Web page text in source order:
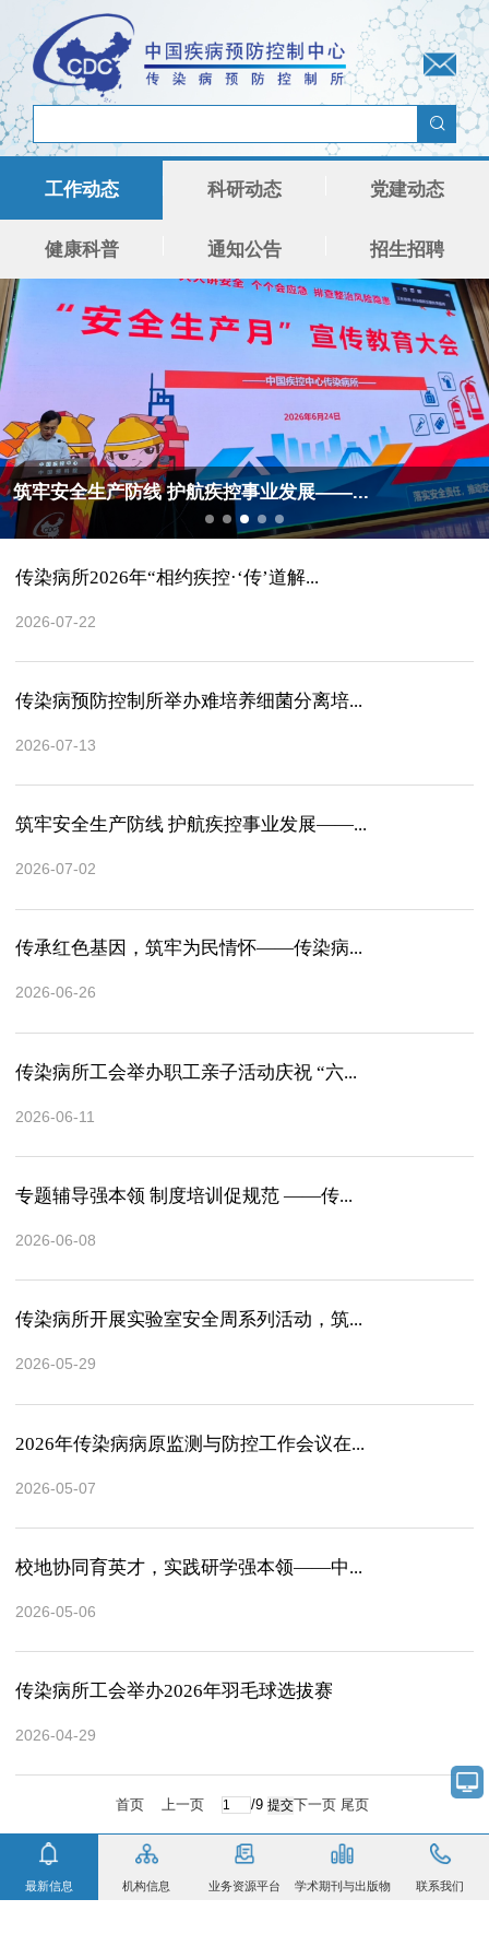
工作动态 科研动态 党建动态
健康科普 通知公告 招生招聘
筑牢安全生产防线 护航疾控事业发展——...
传染病所2026年“相约疾控·‘传’道解...
2026-07-22
传染病预防控制所举办难培养细菌分离培...
2026-07-13
筑牢安全生产防线 护航疾控事业发展——...
2026-07-02
传承红色基因，筑牢为民情怀——传染病...
2026-06-26
传染病所工会举办职工亲子活动庆祝 “六...
2026-06-11
专题辅导强本领 制度培训促规范 ——传...
2026-06-08
传染病所开展实验室安全周系列活动，筑...
2026-05-29
2026年传染病病原监测与防控工作会议在...
2026-05-07
校地协同育英才，实践研学强本领——中...
2026-05-06
传染病所工会举办2026年羽毛球选拔赛
2026-04-29
首页 上一页 /9 下一页 尾页
最新信息 机构信息 业务资源平台 学术期刊与出版物 联系我们